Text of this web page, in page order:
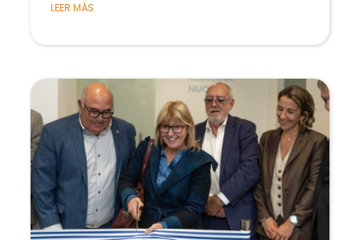
LEER MÁS